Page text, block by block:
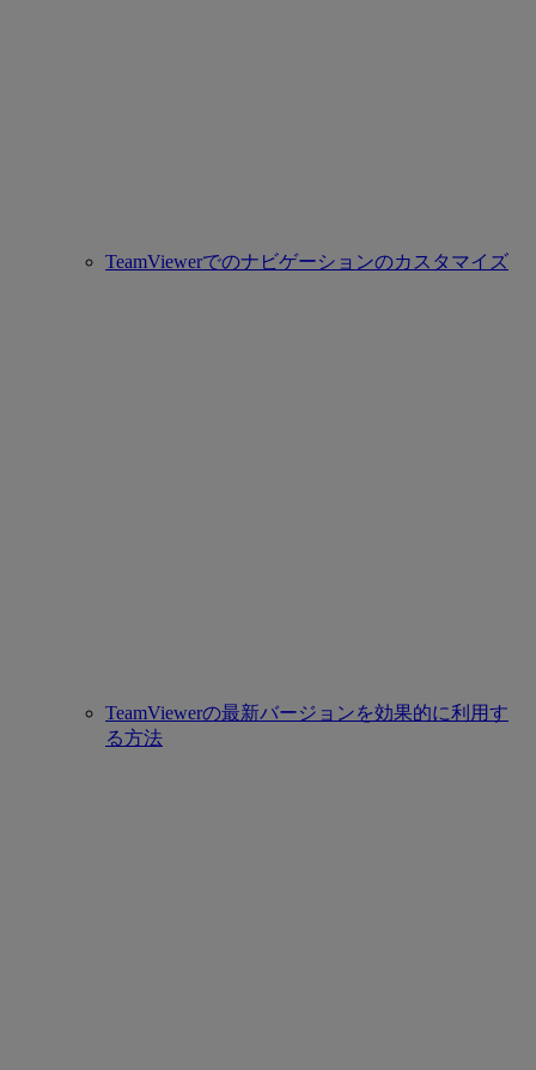
TeamViewerでのナビゲーションのカスタマイズ
TeamViewerの最新バージョンを効果的に利用す
る方法